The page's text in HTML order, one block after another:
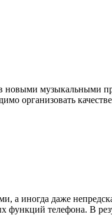
музыкальными
организовать
а иногда даже
функций телефона. В